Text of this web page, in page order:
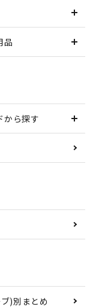
品
から探す
)別まとめ